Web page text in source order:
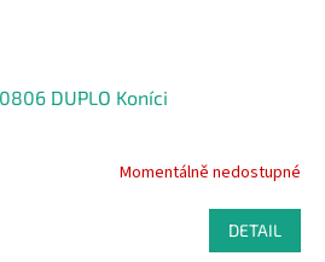
DUPLO Koníci
Momentálně nedostupné
DETAIL